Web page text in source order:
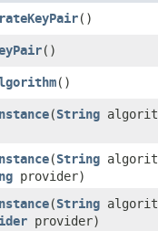
()
()
()
​(String
​(String
provider)
​(String
provider)